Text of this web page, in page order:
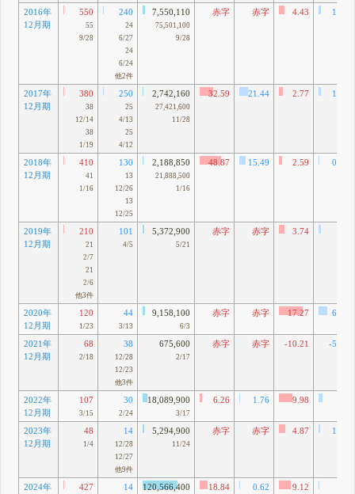
2016年
12月期
550
55
9/28
240
24
6/27
24
6/24
他2件
7,550,110
75,501,100
9/28
赤字 赤字 4.43 1.93
2017年
12月期
380
38
12/14
38
1/19
250
25
4/13
25
4/12
2,742,160
27,421,600
11/28
32.59 21.44 2.77 1.82
2018年
12月期
410
41
1/16
130
13
12/26
13
12/25
2,188,850
21,888,500
1/16
48.87 15.49 2.59 0.82
2019年
12月期
210
21
2/7
21
2/6
他3件
101
4/5
5,372,900
5/21
赤字 赤字 3.74
2020年
12月期
120
1/23
44
3/13
9,158,100
6/3
赤字 赤字 17.27 6.33
2021年
12月期
68
2/18
38
12/28
12/23
他3件
675,600
2/17
赤字 赤字 -10.21 -5.71
2022年
12月期
107
3/15
30
2/24
18,089,900
3/17
6.26 1.76 9.98
2023年
12月期
48
1/4
14
12/28
12/27
他9件
5,294,900
11/24
赤字 赤字 4.87 1.42
2024年
427 14 120,566,400 18.84 0.62 9.12